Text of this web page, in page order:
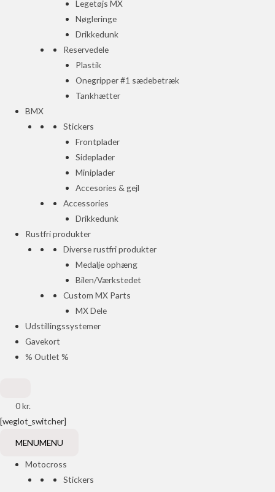
Legetøjs MX
Nøgleringe
Drikkedunk
Reservedele
Plastik
Onegripper #1 sædebetræk
Tankhætter
BMX
Stickers
Frontplader
Sideplader
Miniplader
Accesories & gejl
Accessories
Drikkedunk
Rustfri produkter
Diverse rustfri produkter
Medalje ophæng
Bilen/Værkstedet
Custom MX Parts
MX Dele
Udstillingssystemer
Gavekort
% Outlet %
0kr.
[weglot_switcher]
MENUMENU
Motocross
Stickers